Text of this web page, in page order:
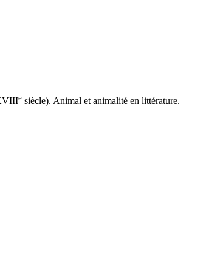
e siècle). Animal et animalité en littérature.